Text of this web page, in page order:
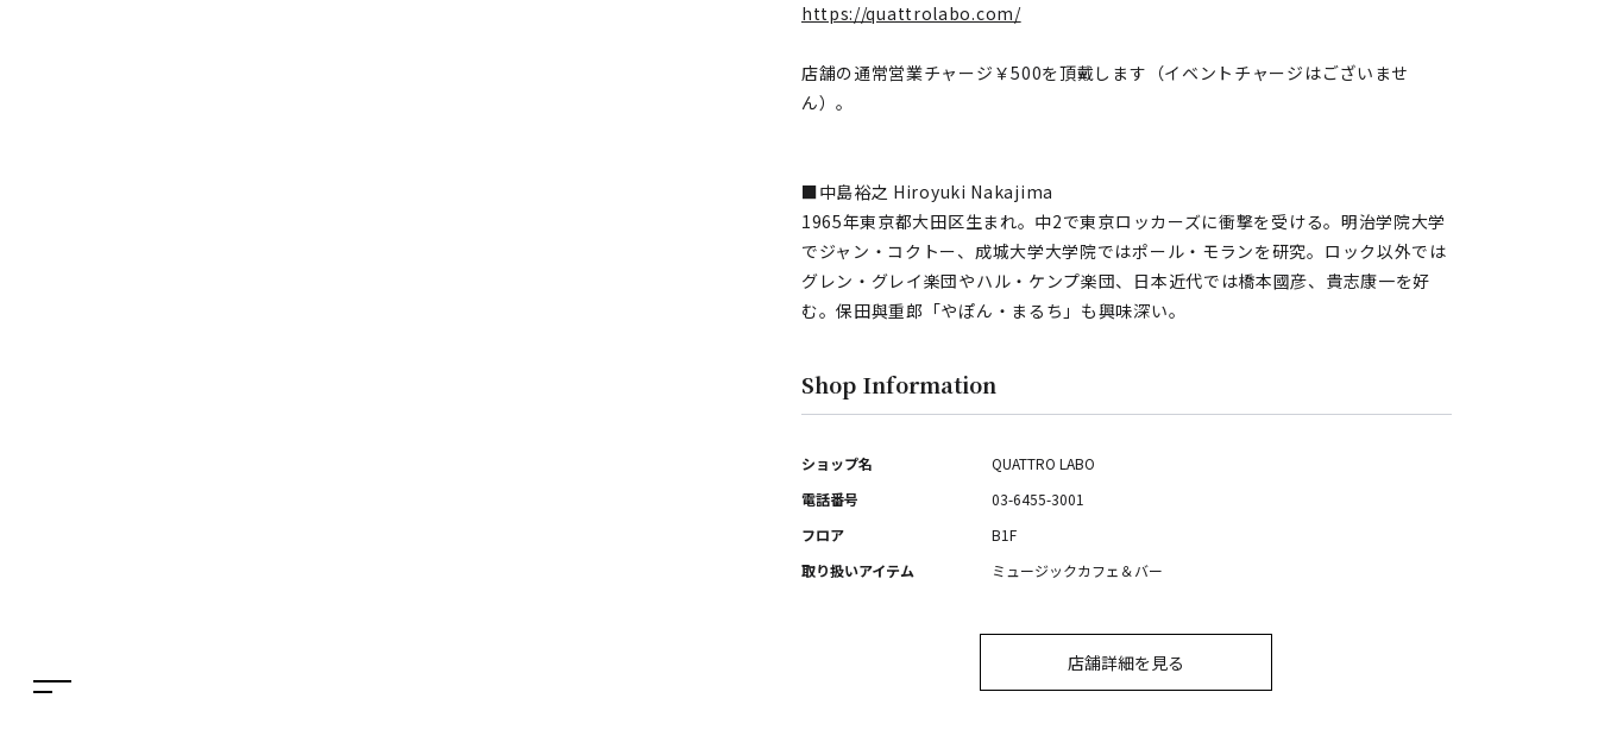
https://quattrolabo.com/
店舗の通常営業チャージ￥500を頂戴します（イベントチャージはございませ
ん）。
■中島裕之 Hiroyuki Nakajima
1965年東京都大田区生まれ。中2で東京ロッカーズに衝撃を受ける。明治学院大学
でジャン・コクトー、成城大学大学院ではポール・モランを研究。ロック以外では
グレン・グレイ楽団やハル・ケンプ楽団、日本近代では橋本國彦、貴志康一を好
む。保田與重郎「やぽん・まるち」も興味深い。
Shop Information
ショップ名
QUATTRO LABO
電話番号
03-6455-3001
フロア
B1F
取り扱いアイテム
ミュージックカフェ＆バー
店舗詳細を見る